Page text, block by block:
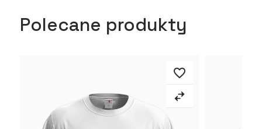
Polecane produkty
favorite_border